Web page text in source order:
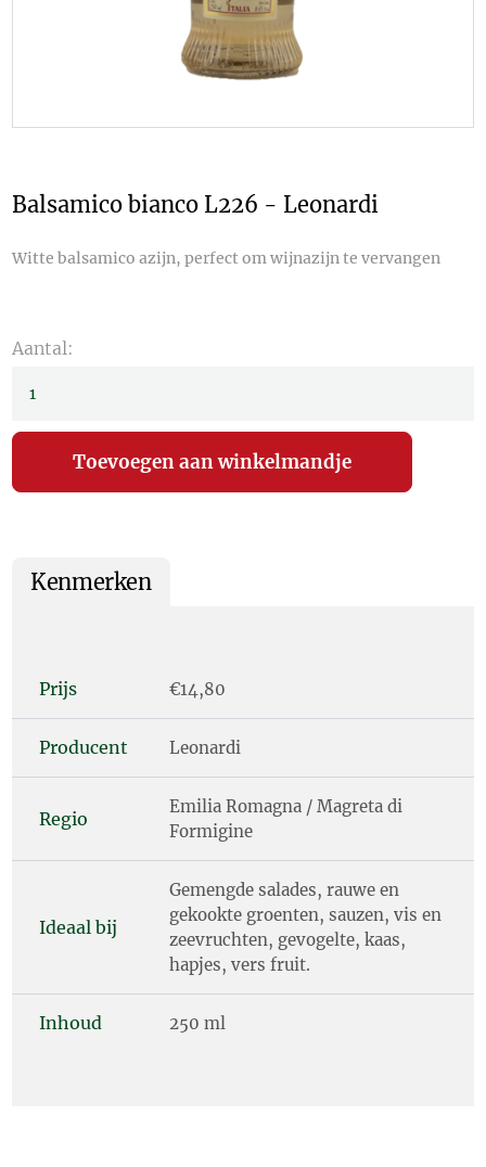
Balsamico bianco L226 - Leonardi
Witte balsamico azijn, perfect om wijnazijn te vervangen
Aantal:
Kenmerken
Prijs €14,80
Producent Leonardi
Regio
Emilia Romagna / Magreta di
Formigine
Ideaal bij
Gemengde salades, rauwe en
gekookte groenten, sauzen, vis en
zeevruchten, gevogelte, kaas,
hapjes, vers fruit.
Inhoud 250 ml